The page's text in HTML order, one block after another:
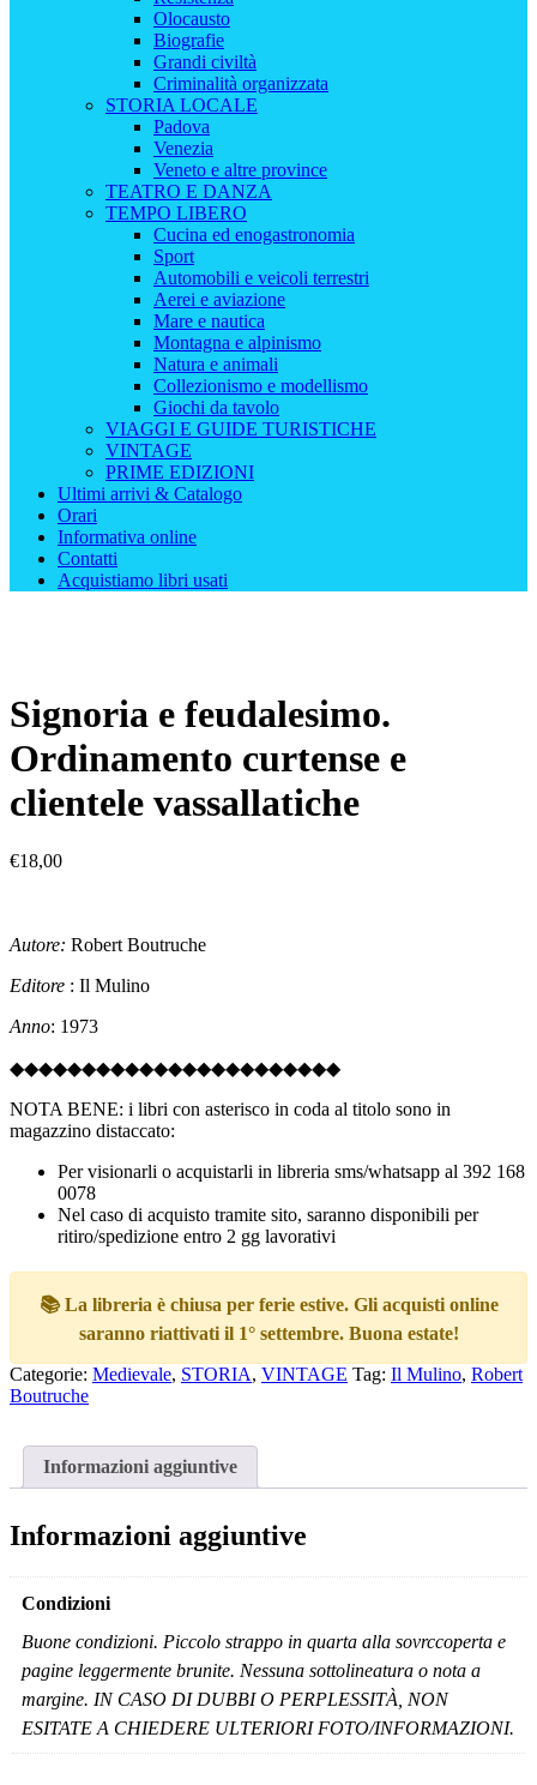
Olocausto
Biografie
Grandi civiltà
Criminalità organizzata
STORIA LOCALE
Padova
Venezia
Veneto e altre province
TEATRO E DANZA
TEMPO LIBERO
Cucina ed enogastronomia
Sport
Automobili e veicoli terrestri
Aerei e aviazione
Mare e nautica
Montagna e alpinismo
Natura e animali
Collezionismo e modellismo
Giochi da tavolo
VIAGGI E GUIDE TURISTICHE
VINTAGE
PRIME EDIZIONI
Ultimi arrivi & Catalogo
Orari
Informativa online
Contatti
Acquistiamo libri usati
Signoria e feudalesimo.
Ordinamento curtense e
clientele vassallatiche
€18,00
Autore: Robert Boutruche
Editore : Il Mulino
Anno: 1973
◆◆◆◆◆◆◆◆◆◆◆◆◆◆◆◆◆◆◆◆◆◆◆
NOTA BENE: i libri con asterisco in coda al titolo sono in
magazzino distaccato:
Per visionarli o acquistarli in libreria sms/whatsapp al 392 168
0078
Nel caso di acquisto tramite sito, saranno disponibili per
ritiro/spedizione entro 2 gg lavorativi
📚 La libreria è chiusa per ferie estive. Gli acquisti online
saranno riattivati il 1° settembre. Buona estate!
Categorie: Medievale, STORIA, VINTAGE Tag: Il Mulino, Robert
Boutruche
Informazioni aggiuntive
Informazioni aggiuntive
Condizioni
Buone condizioni. Piccolo strappo in quarta alla sovrccoperta e
pagine leggermente brunite. Nessuna sottolineatura o nota a
margine. IN CASO DI DUBBI O PERPLESSITÀ, NON
ESITATE A CHIEDERE ULTERIORI FOTO/INFORMAZIONI.